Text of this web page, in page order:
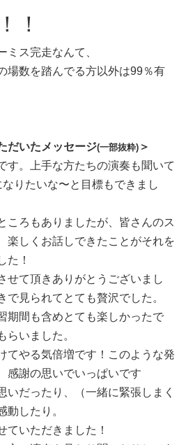
！
ミス完走なんて、
場数を踏んでる方以外は99％有
だいたメッセージ(一部抜粋) ＞
す。上手な方たちの演奏も聞いて
りたいな〜と目標もできまし
ころもありましたが、皆さんのス
楽しくお話しできたことがそれを
た！
せて頂きありがとうございまし
で見られてとても贅沢でした。
期間も含めとても楽しかったで
らいました。
てやる気倍増です！このような発
感謝の思いでいっぱいです
いだったり、（一緒に緊張しまく
動したり。
ていただきました！